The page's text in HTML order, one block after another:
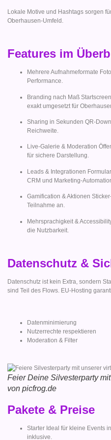
Lokale Motive und Hashtags sorgen
Oberhausen-Umfeld.
Features im
Mehrere Aufnahmeformate
Performance.
Branding nach Maß
exakt umgesetzt für
Sharing in Sekunden QR-
Reichweite.
Live-Galerie & Moderation
für sichere Darstellung.
Leads & Integrationen
CRM und Marketing-
Gamification & Aktionen
Teilnahme an.
Mehrsprachigkeit &
die Nutzbarkeit.
Datenschutz &
Datenschutz ist kein Extra, sondern
sind Teil des Flows. EU-Hosting
Datenminimierung
Nutzerrechte respektieren
Moderation & Filter
Feier Deine Silvesterparty
von picfrog.de
Pakete & Preise
Starter Ideal für kleine Events
inklusive.